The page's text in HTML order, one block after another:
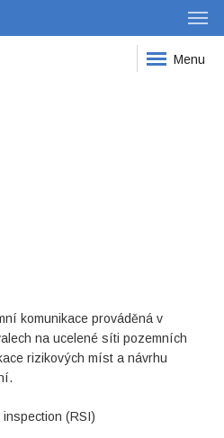
Menu
komunikace prováděná v
na ucelené síti pozemních
rizikových míst a návrhu
(RSI)